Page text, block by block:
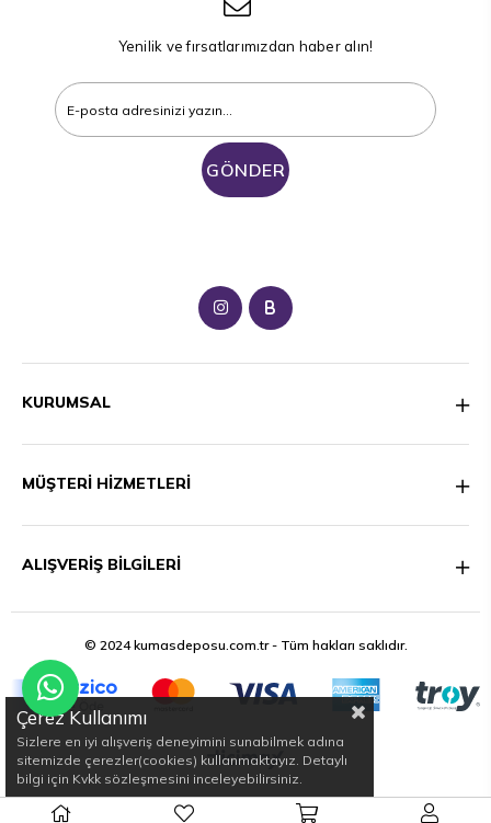
Yenilik ve fırsatlarımızdan haber alın!
GÖNDER
B
KURUMSAL
MÜŞTERİ HİZMETLERİ
ALIŞVERİŞ BİLGİLERİ
© 2024 kumasdeposu.com.tr - Tüm hakları saklıdır.
Çerez Kullanımı
Sizlere en iyi alışveriş deneyimini sunabilmek adına
sitemizde çerezler(cookies) kullanmaktayız. Detaylı
bilgi için Kvkk sözleşmesini inceleyebilirsiniz.